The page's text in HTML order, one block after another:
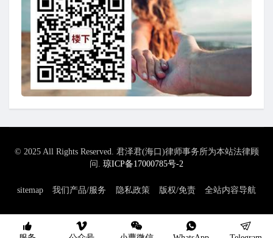
© 2025 All Rights Reserved. 君泽君(海口)律师事务所为本站法律顾
问. 琼ICP备17000785号-2
sitemap 我们产品/服务 隐私政策 版权/免责 全站内容导航